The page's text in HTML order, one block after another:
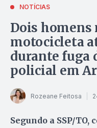
NOTÍCIAS
Dois homens
motocicleta
durante fuga
policial em
Rozeane Feitosa
Segundo a SSP/TO,